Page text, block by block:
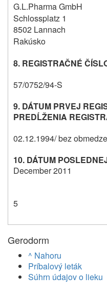
G.L.Pharma GmbH
Schlossplatz 1
8502 Lannach
Rakúsko
8. REGISTRAČNÉ
57/0752/94-S
9. DÁTUM PRVEJ
PREDĹŽENIA
02.12.1994/ bez
10. DÁTUM
December 2011
5
Gerodorm
^ Nahoru
Príbalový leták
Súhrn údajov o lieku